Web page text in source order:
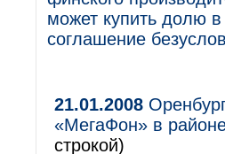
может купить долю
соглашение
21.01.2008
«МегаФон» в
строкой)